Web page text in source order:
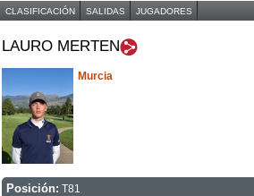
CLASIFICACIÓN SALIDAS JUGADORES
LAURO MERTEN
Murcia
Posición: T81